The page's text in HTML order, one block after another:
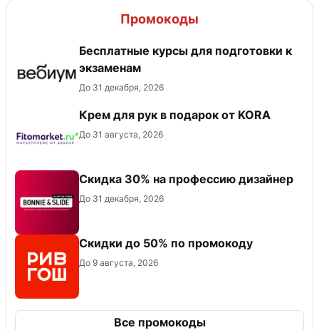
Промокоды
Бесплатные курсы для подготовки к
экзаменам
До 31 декабря, 2026
Крем для рук в подарок от KORA
До 31 августа, 2026
Скидка 30% на профессию дизайнер
До 31 декабря, 2026
Скидки до 50% по промокоду
До 9 августа, 2026
Все промокоды